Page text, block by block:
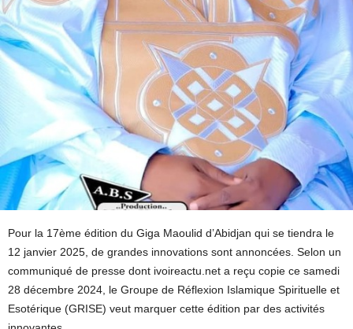
Pour la 17ème édition du Giga Maoulid d’Abidjan qui se tiendra le
12 janvier 2025, de grandes innovations sont annoncées. Selon un
communiqué de presse dont ivoireactu.net a reçu copie ce samedi
28 décembre 2024, le Groupe de Réflexion Islamique Spirituelle et
Esotérique (GRISE) veut marquer cette édition par des activités